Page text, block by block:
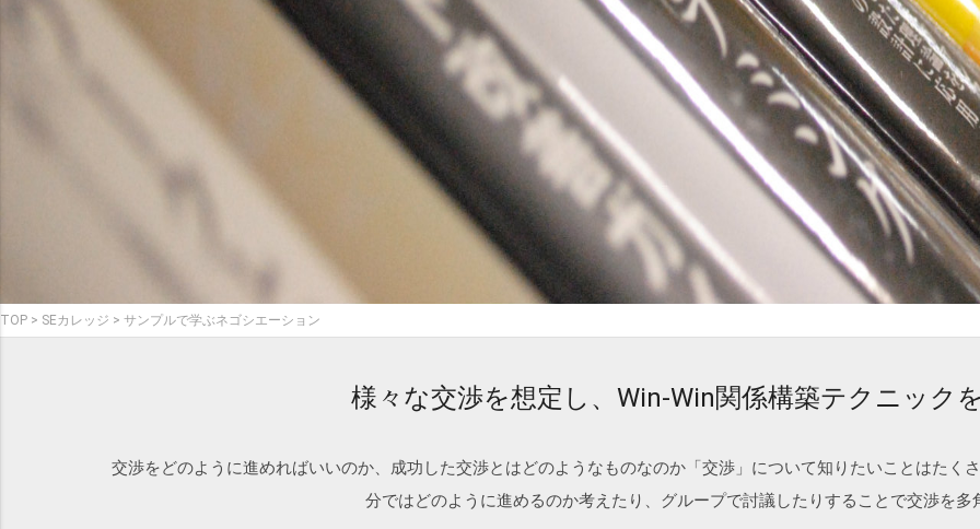
TOP SEカレッジ サンプルで学ぶネゴシエーション
様々な交渉を想定し、Win-Win関係構築テクニック
交渉をどのように進めればいいのか、成功した交渉とはどのようなものなのか「交渉」について知りたいことはたく
分ではどのように進めるのか考えたり、グループで討議したりすることで交渉を多